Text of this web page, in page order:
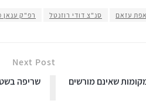
עזאם סנ"צ דודי רוזנטל רפ"ק ענאן
שאינם מורשים
Next Post
שריפה בשטח